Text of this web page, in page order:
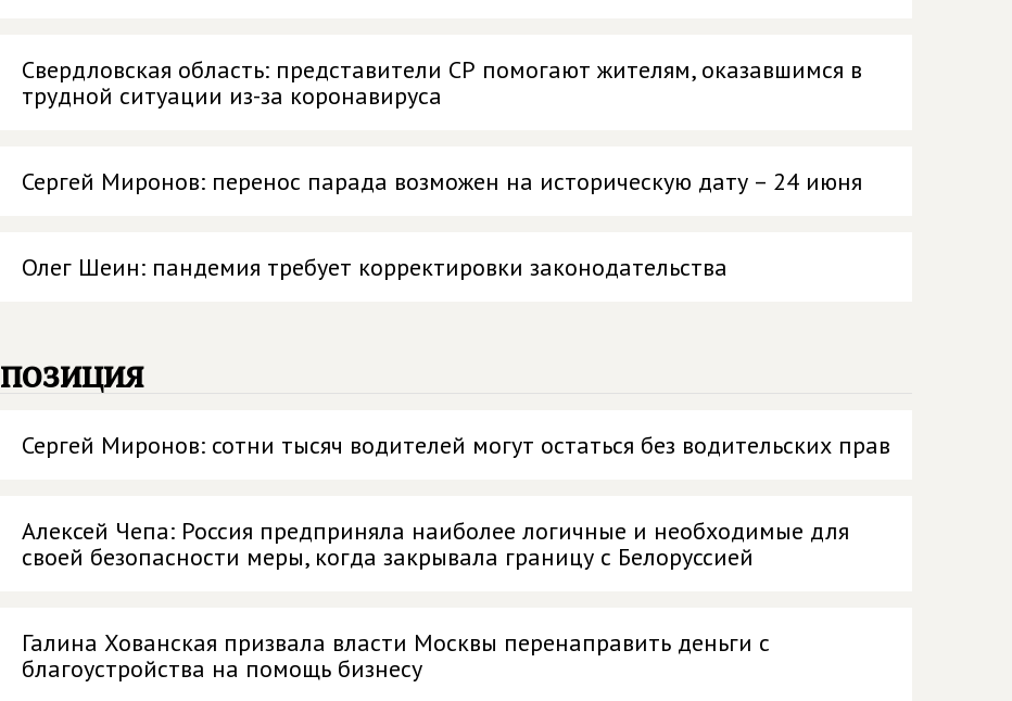
Свердловская область: представители СР помогают жителям, оказавшимся в
трудной ситуации из-за коронавируса
Сергей Миронов: перенос парада возможен на историческую дату – 24 июня
Олег Шеин: пандемия требует корректировки законодательства
позиция
Сергей Миронов: сотни тысяч водителей могут остаться без водительских прав
Алексей Чепа: Россия предприняла наиболее логичные и необходимые для
своей безопасности меры, когда закрывала границу с Белоруссией
Галина Хованская призвала власти Москвы перенаправить деньги с
благоустройства на помощь бизнесу